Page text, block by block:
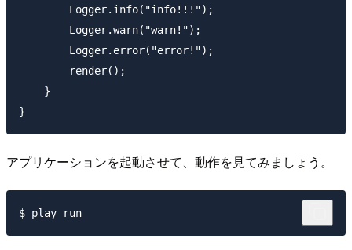
        render();
    }
アプリケーションを起動させて、動作を見てみましょう。